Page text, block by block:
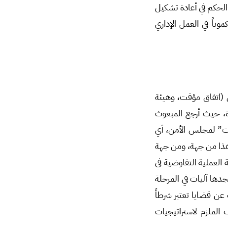
في أعادة تشكيل
في العمل الإداري
(اتفاق مؤقت، وهيئة
حيث أرجع المبعوث
لمجلس الأمن، أي
من جهة، ومن جهة
التفاوضية في
آليات في المرحلة
الحقيقة عن قضايا تعتبر شرطاً
لاستراتيجيات